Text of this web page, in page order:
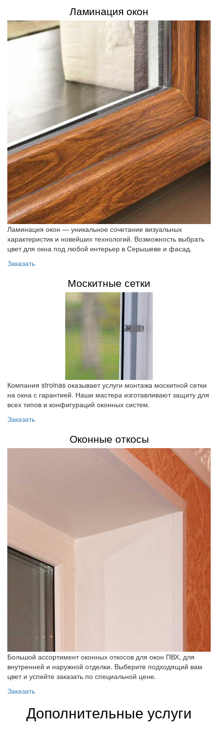
Ламинация окон
Ламинация окон — уникальное сочетание визуальных
характеристик и новейших технологий. Возможность выбрать
цвет для окна под любой интерьер в Серышеве и фасад.
Заказать
Москитные сетки
Компания stroinas оказывает услуги монтажа москитной сетки
на окна с гарантией. Наши мастера изготавливают защиту для
всех типов и конфигураций оконных систем.
Заказать
Оконные откосы
Большой ассортимент оконных откосов для окон ПВХ, для
внутренней и наружной отделки. Выберите подходящий вам
цвет и успейте заказать по специальной цене.
Заказать
Дополнительные услуги